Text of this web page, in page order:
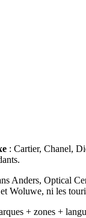
: Cartier, Chanel,
Anders, Optical
Woluwe, ni les
+ zones +